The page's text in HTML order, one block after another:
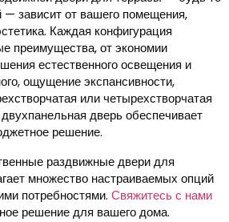
зависит от вашего помещения,
Каждая конфигурация
преимущества, от экономии
естественного освещения и
ощущение экспансивности,
или четырехстворчатая
дверь обеспечивает
решение.
раздвижные двери для
множество настраиваемых опций
потребностями. Свяжитесь с нами
решение для вашего дома.